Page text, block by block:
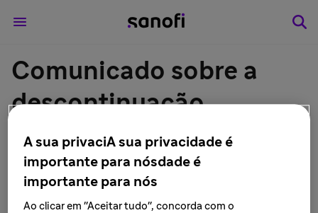
Comunicado sobre a
descontinuação
definitiva do produto
Valpakine® (Valproato
de Sódio) solução oral -
A sua privaciA sua privacidade é
importante para nósdade é
importante para nós
Ao clicar em "Aceitar tudo", concorda com o